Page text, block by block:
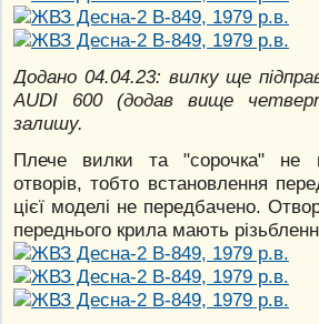
Додано 04.04.23: вилку ще
AUDI 600 (додав вище
залишу.
Плече вилки та "сорочка" не
отворів, тобто встановлення
цієї моделі не передбачено.
переднього крила мають